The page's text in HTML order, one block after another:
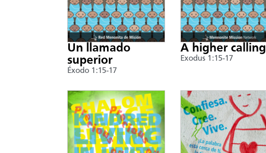
Un llamado
superior
Éxodo 1:15-17
A higher calling
Exodus 1:15-17